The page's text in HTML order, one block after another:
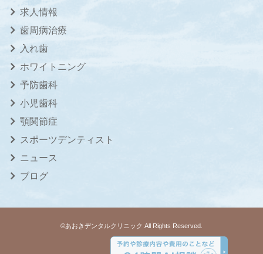
求人情報
歯周病治療
入れ歯
ホワイトニング
予防歯科
小児歯科
顎関節症
スポーツデンティスト
ニュース
ブログ
©あおきデンタルクリニック All Rights Reserved.